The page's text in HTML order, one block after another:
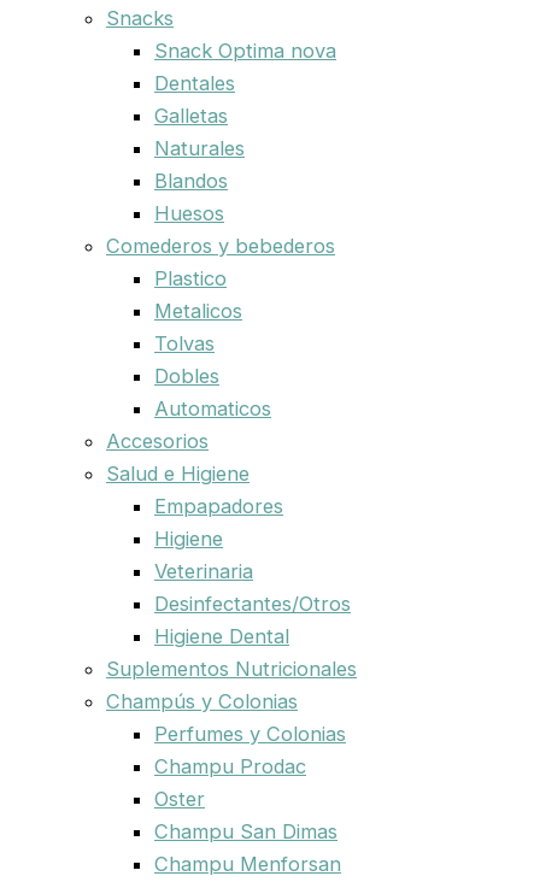
Snacks
Snack Optima nova
Dentales
Galletas
Naturales
Blandos
Huesos
Comederos y bebederos
Plastico
Metalicos
Tolvas
Dobles
Automaticos
Accesorios
Salud e Higiene
Empapadores
Higiene
Veterinaria
Desinfectantes/Otros
Higiene Dental
Suplementos Nutricionales
Champús y Colonias
Perfumes y Colonias
Champu Prodac
Oster
Champu San Dimas
Champu Menforsan